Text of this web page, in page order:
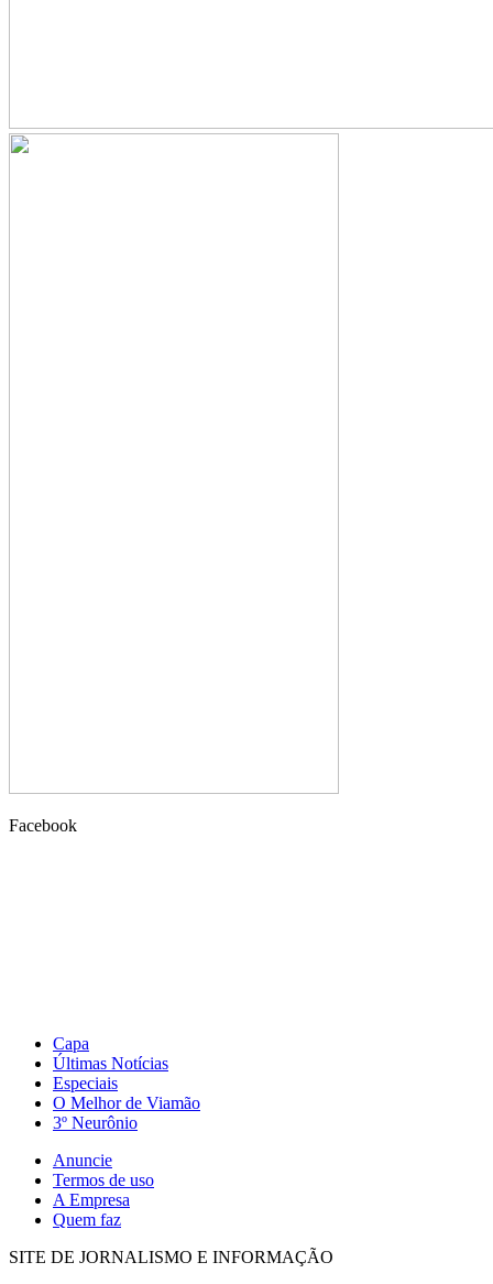
Facebook
Capa
Últimas Notícias
Especiais
O Melhor de Viamão
3º Neurônio
Anuncie
Termos de uso
A Empresa
Quem faz
SITE DE JORNALISMO E INFORMAÇÃO